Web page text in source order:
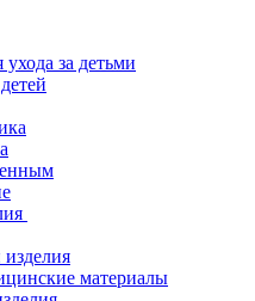
за детьми
материалы